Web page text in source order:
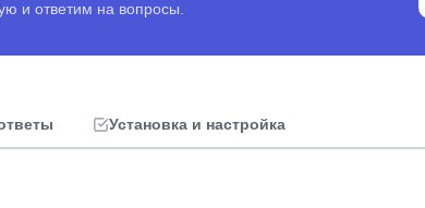
и ответим на вопросы.
Установка и настройка